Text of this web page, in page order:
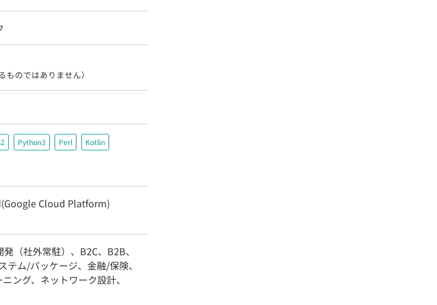
ものではありません）
Python3 Perl Kotlin
Cloud Platform)
（社外常駐）、B2C、B2B、
テム/パッケージ、金融/保険、
ング、ネットワーク設計、